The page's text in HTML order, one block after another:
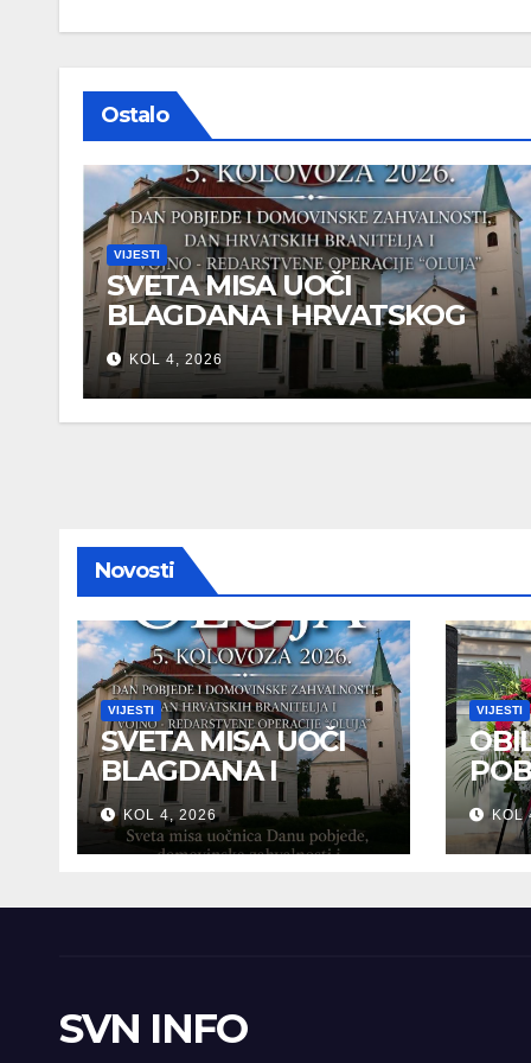
Ostalo
VIJESTI
SVETA MISA UOČI
BLAGDANA I HRVATSKOG
PRAZNIKA SLOBODE
KOL 4, 2026
Novosti
VIJESTI
SVETA MISA UOČI
BLAGDANA I
HRVATSKOG
PRAZNIKA
SLOBODE
KOL 4, 2026
VIJESTI
KOL
SVN INFO